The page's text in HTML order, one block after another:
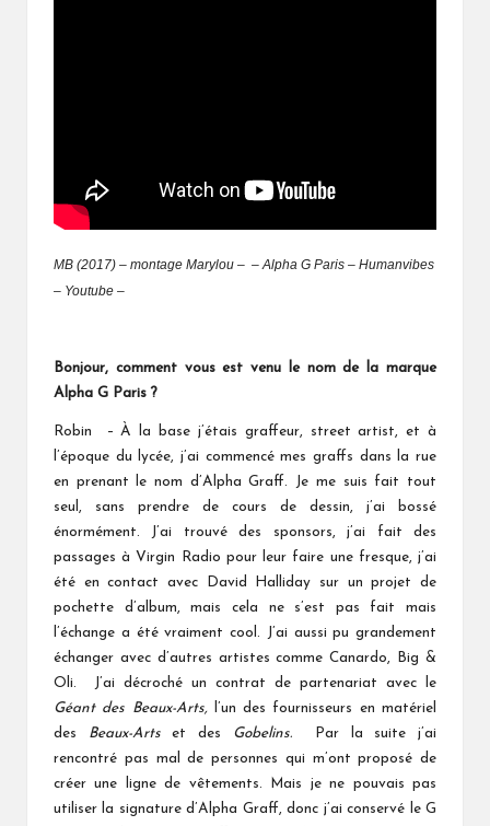
MB (2017) – montage Marylou – – Alpha G Paris – Humanvibes
– Youtube –
Bonjour, comment vous est venu le nom de la marque
Alpha G Paris ?
Robin – À la base j’étais graffeur, street artist, et à
l’époque du lycée, j’ai commencé mes graffs dans la rue
en prenant le nom d’Alpha Graff. Je me suis fait tout
seul, sans prendre de cours de dessin, j’ai bossé
énormément. J’ai trouvé des sponsors, j’ai fait des
passages à Virgin Radio pour leur faire une fresque, j’ai
été en contact avec David Halliday sur un projet de
pochette d’album, mais cela ne s’est pas fait mais
l’échange a été vraiment cool. J’ai aussi pu grandement
échanger avec d’autres artistes comme Canardo, Big &
Oli. J’ai décroché un contrat de partenariat avec le
Géant des Beaux-Arts,
l’un des fournisseurs en matériel
des Beaux-Artset des Gobelins.Par la suite j’ai
rencontré pas mal de personnes qui m’ont proposé de
créer une ligne de vêtements. Mais je ne pouvais pas
utiliser la signature d’Alpha Graff, donc j’ai conservé le G